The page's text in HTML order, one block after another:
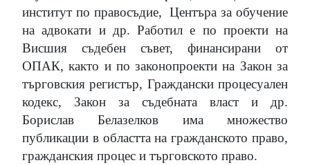
институт по правосъдие, Центъра за обучение
на адвокати и др. Работил е по проекти на
Висшия съдебен съвет, финансирани от
ОПАК, както и по законопроекти на Закон за
търговския регистър, Граждански процесуален
кодекс, Закон за съдебната власт и др.
Борислав Белазелков има множество
публикации в областта на гражданското право,
гражданския процес и търговското право.